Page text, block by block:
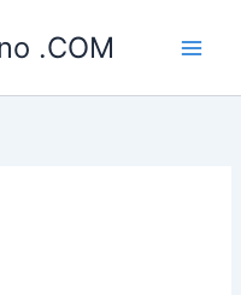
.COM